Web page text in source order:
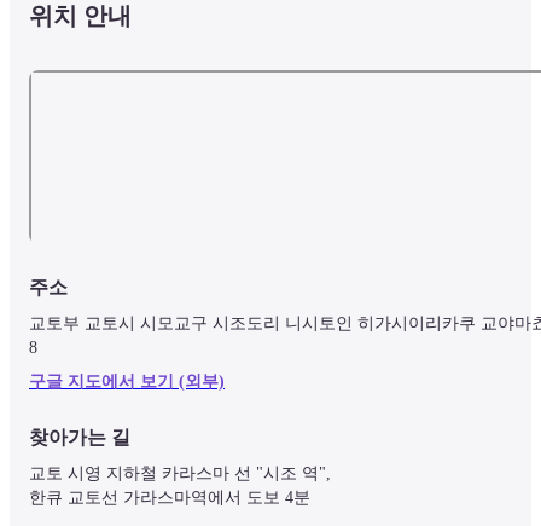
위치 안내
주소
교토부 교토시 시모교구 시조도리 니시토인 히가시이리카쿠 교야마
8
구글 지도에서 보기 (외부)
찾아가는 길
교토 시영 지하철 카라스마 선 "시조 역",
한큐 교토선 가라스마역에서 도보 4분